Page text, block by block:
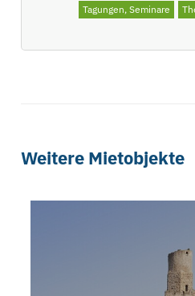
Tagungen, Seminare
Weitere Mietobjekte